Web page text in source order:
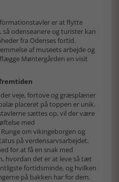
er at flytte
odenseanere og turister kan
fra Odenses fortid.
af museets arbejde og
Møntergården en visit
veje, fortove og græsplæner
placeret på toppen er unik.
sættes op, vil der være
med
om vikingeborgen og
på verdensarvsarbejdet.
for at få en snak med
hvordan det er at leve så tæt
fortidsminde, og hvilken
på bakken har for dem.